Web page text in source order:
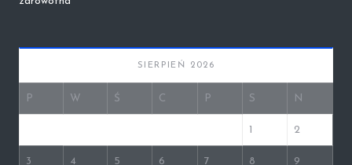
SIERPIEŃ 2026
P W Ś C P S N
1 2
3 4 5 6 7 8 9